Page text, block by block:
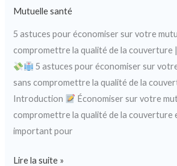
Mutuelle santé
5 astuces pour économiser sur votre
compromettre la qualité de la couverture
5 astuces pour économiser sur
sans compromettre la qualité de la
Introduction
Économiser sur votre
compromettre la qualité de la couverture
important pour
Lire la suite »